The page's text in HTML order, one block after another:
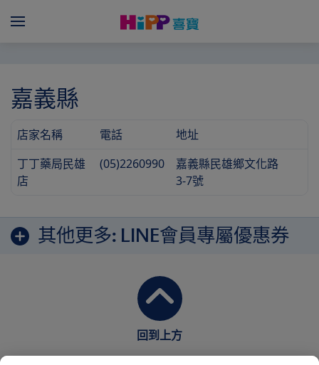
Menü
嘉義縣
店家名稱 電話
地址
丁丁藥局民雄
店
(05)2260990
嘉義縣民雄鄉文化路
3-7號
其他更多: LINE會員專屬優惠券
回到上方